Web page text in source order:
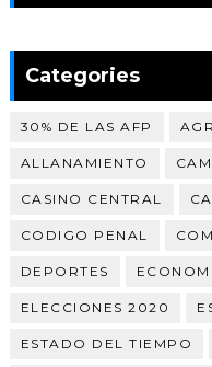
Categories
30% DE LAS AFP
ALLANAMIENTO
CASINO CENTRAL
CODIGO PENAL
DEPORTES
ELECCIONES 2020
ESTADO DEL TIEMPO